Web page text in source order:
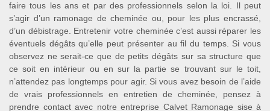
faire tous les ans et par des professionnels selon la loi. Il peut
s’agir d’un ramonage de cheminée ou, pour les plus encrassé,
d’un débistrage. Entretenir votre cheminée c’est aussi réparer les
éventuels dégâts qu’elle peut présenter au fil du temps. Si vous
observez ne serait-ce que de petits dégâts sur sa structure que
ce soit en intérieur ou en sur la partie se trouvant sur le toit,
n’attendez pas longtemps pour agir. Si vous avez besoin de l’aide
de vrais professionnels en entretien de cheminée, pensez à
prendre contact avec notre entreprise Calvet Ramonage sise à